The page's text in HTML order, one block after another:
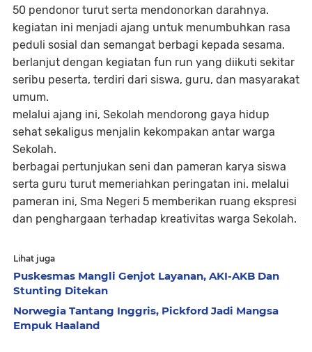
50 pendonor turut serta mendonorkan darahnya.
kegiatan ini menjadi ajang untuk menumbuhkan rasa
peduli sosial dan semangat berbagi kepada sesama.
berlanjut dengan kegiatan fun run yang diikuti sekitar
seribu peserta, terdiri dari siswa, guru, dan masyarakat
umum.
melalui ajang ini, Sekolah mendorong gaya hidup
sehat sekaligus menjalin kekompakan antar warga
Sekolah.
berbagai pertunjukan seni dan pameran karya siswa
serta guru turut memeriahkan peringatan ini. melalui
pameran ini, Sma Negeri 5 memberikan ruang ekspresi
dan penghargaan terhadap kreativitas warga Sekolah.
Lihat juga
Puskesmas Mangli Genjot Layanan, AKI-AKB Dan
Stunting Ditekan
Norwegia Tantang Inggris, Pickford Jadi Mangsa
Empuk Haaland